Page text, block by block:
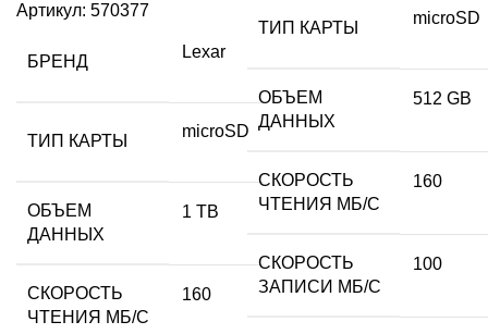
Артикул: 570377
БРЕНД
Lexar
ТИП КАРТЫ
microSD
ОБЪЕМ
ДАННЫХ
1 TB
СКОРОСТЬ
ЧТЕНИЯ МБ/С
160
ТИП КАРТЫ
microSD
ОБЪЕМ
ДАННЫХ
512 GB
СКОРОСТЬ
ЧТЕНИЯ МБ/С
160
СКОРОСТЬ
ЗАПИСИ МБ/С
100